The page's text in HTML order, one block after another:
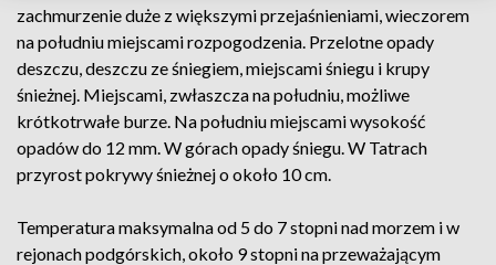
zachmurzenie duże z większymi przejaśnieniami, wieczorem
na południu miejscami rozpogodzenia. Przelotne opady
deszczu, deszczu ze śniegiem, miejscami śniegu i krupy
śnieżnej. Miejscami, zwłaszcza na południu, możliwe
krótkotrwałe burze. Na południu miejscami wysokość
opadów do 12 mm. W górach opady śniegu. W Tatrach
przyrost pokrywy śnieżnej o około 10 cm.
Temperatura maksymalna od 5 do 7 stopni nad morzem i w
rejonach podgórskich, około 9 stopni na przeważającym